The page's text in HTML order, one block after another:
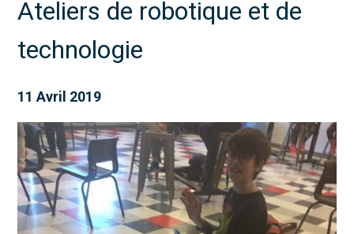
Ateliers de robotique et de
technologie
11 Avril 2019